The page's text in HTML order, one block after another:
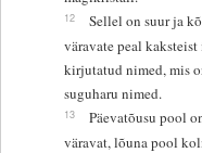
12
Sellel on suur ja
väravate peal
kirjutatud nimed, mis
suguharu nimed.
13
Päevatõusu pool
väravat, lõuna pool